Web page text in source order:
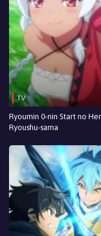
TV
Ryoumin 0-nin Start no
Ryoushu-sama